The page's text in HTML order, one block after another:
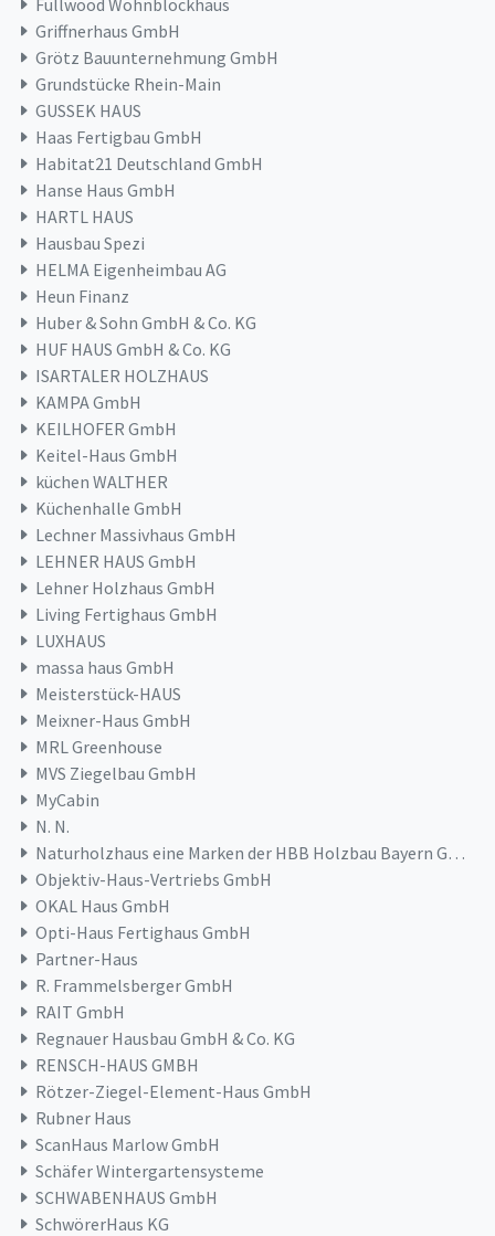
Fullwood Wohnblockhaus
Griffnerhaus GmbH
Grötz Bauunternehmung GmbH
Grundstücke Rhein-Main
GUSSEK HAUS
Haas Fertigbau GmbH
Habitat21 Deutschland GmbH
Hanse Haus GmbH
HARTL HAUS
Hausbau Spezi
HELMA Eigenheimbau AG
Heun Finanz
Huber & Sohn GmbH & Co. KG
HUF HAUS GmbH & Co. KG
ISARTALER HOLZHAUS
KAMPA GmbH
KEILHOFER GmbH
Keitel-Haus GmbH
küchen WALTHER
Küchenhalle GmbH
Lechner Massivhaus GmbH
LEHNER HAUS GmbH
Lehner Holzhaus GmbH
Living Fertighaus GmbH
LUXHAUS
massa haus GmbH
Meisterstück-HAUS
Meixner-Haus GmbH
MRL Greenhouse
MVS Ziegelbau GmbH
MyCabin
N. N.
Naturholzhaus eine Marken der HBB Holzbau Bayern GmbH & Co. KG
Objektiv-Haus-Vertriebs GmbH
OKAL Haus GmbH
Opti-Haus Fertighaus GmbH
Partner-Haus
R. Frammelsberger GmbH
RAIT GmbH
Regnauer Hausbau GmbH & Co. KG
RENSCH-HAUS GMBH
Rötzer-Ziegel-Element-Haus GmbH
Rubner Haus
ScanHaus Marlow GmbH
Schäfer Wintergartensysteme
SCHWABENHAUS GmbH
SchwörerHaus KG